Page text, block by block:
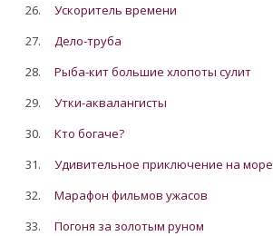
26.
Ускоритель времени
27.
Дело-труба
28.
Рыба-кит большие хлопоты сулит
29.
Утки-аквалангисты
30.
Кто богаче?
31.
Удивительное приключение на море
32.
Марафон фильмов ужасов
33.
Погоня за золотым руном